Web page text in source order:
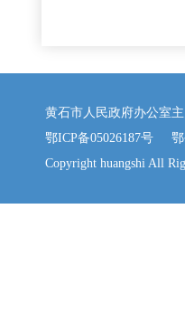
黄石市人民政府办公室
鄂ICP备05026187号
Copyright huangshi All